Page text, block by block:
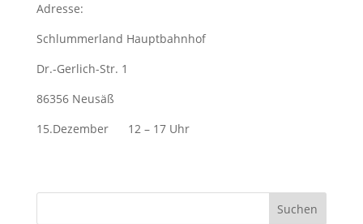
Adresse:
Schlummerland Hauptbahnhof
Dr.-Gerlich-Str. 1
86356 Neusäß
15.Dezember 12 – 17 Uhr